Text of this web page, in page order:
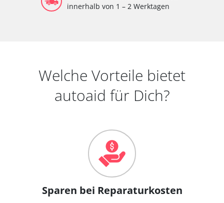
innerhalb von 1 – 2 Werktagen
Welche Vorteile bietet
autoaid für Dich?
Sparen bei Reparaturkosten